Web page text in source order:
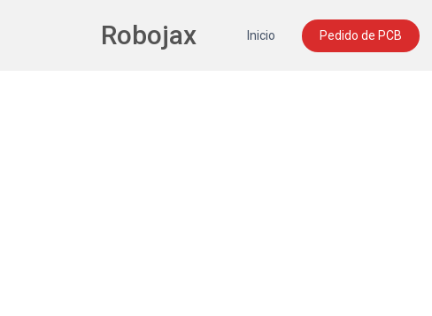
Robojax Inicio Pedido de PCB